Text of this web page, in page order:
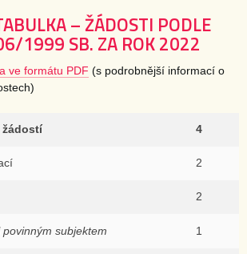
– ŽÁDOSTI PODLE
1999 SB. ZA ROK 2022
ve formátu PDF (s podrobnější informací o
žádostí 4
2
2
povinným subjektem 1